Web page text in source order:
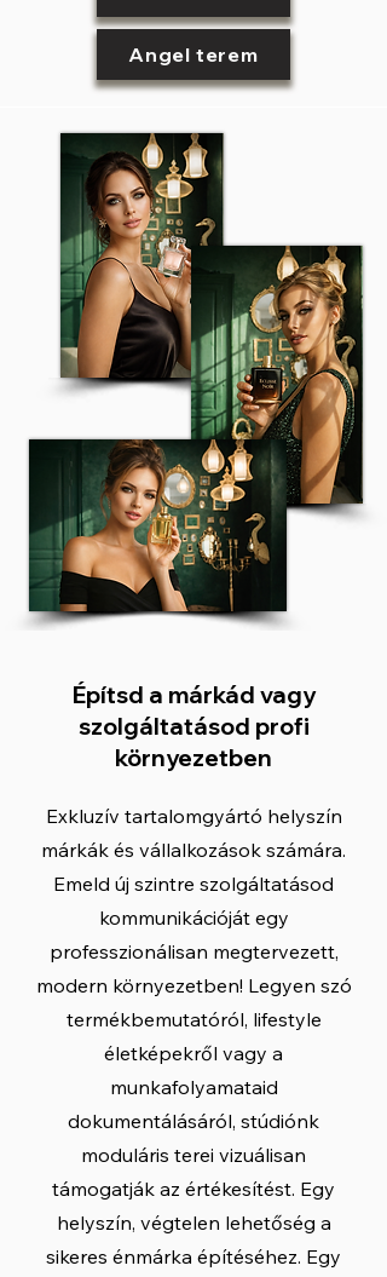
Angel terem
Építsd a márkád vagy
szolgáltatásod profi
környezetben
Exkluzív tartalomgyártó helyszín
márkák és vállalkozások számára.
Emeld új szintre szolgáltatásod
kommunikációját egy
professzionálisan megtervezett,
modern környezetben! Legyen szó
termékbemutatóról, lifestyle
életképekről vagy a
munkafolyamataid
dokumentálásáról, stúdiónk
moduláris terei vizuálisan
támogatják az értékesítést. Egy
helyszín, végtelen lehetőség a
sikeres énmárka építéséhez. Egy